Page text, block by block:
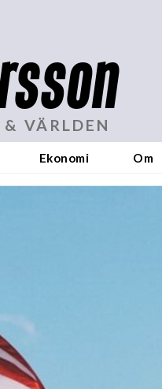
VÄRLDEN
Ekonomi Om